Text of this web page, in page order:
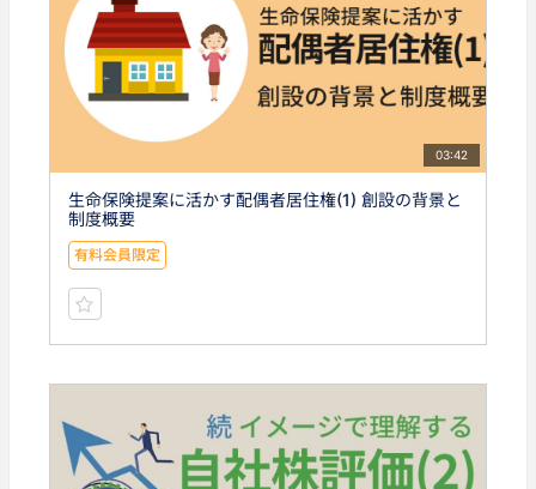
03:42
生命保険提案に活かす配偶者居住権(1) 創設の背景と
制度概要
有料会員限定